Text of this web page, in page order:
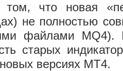
что новая
не полностью
файлами
старых
версиях MT4.